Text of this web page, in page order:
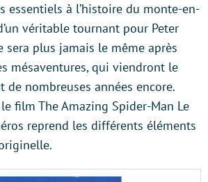
essentiels à l’histoire du monte-en-
véritable tournant pour Peter
sera plus jamais le même après
mésaventures, qui viendront le
de nombreuses années encore.
le film The Amazing Spider-Man Le
reprend les différents éléments